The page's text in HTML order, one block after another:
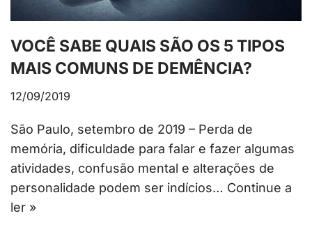
VOCÊ SABE QUAIS SÃO OS 5 TIPOS
MAIS COMUNS DE DEMÊNCIA?
12/09/2019
São Paulo, setembro de 2019 – Perda de
memória, dificuldade para falar e fazer algumas
atividades, confusão mental e alterações de
personalidade podem ser indícios… Continue a
ler »